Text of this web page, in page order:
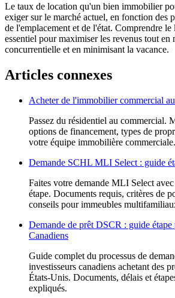
Le taux de location qu'un bien immobilier
exiger sur le marché actuel, en fonction des
de l'emplacement et de l'état. Comprendre le
essentiel pour maximiser les revenus tout en
concurrentielle et en minimisant la vacance.
Articles connexes
Acheter de l'immobilier commercial
Passez du résidentiel au commercial.
options de financement, types de
votre équipe immobilière commerciale.
Demande SCHL MLI Select : guide
Faites votre demande MLI Select
étape. Documents requis, critères de
conseils pour immeubles
Demande de prêt DSCR : guide étape
Canadiens
Guide complet du processus de
investisseurs canadiens achetant des
États-Unis. Documents, délais et
expliqués.